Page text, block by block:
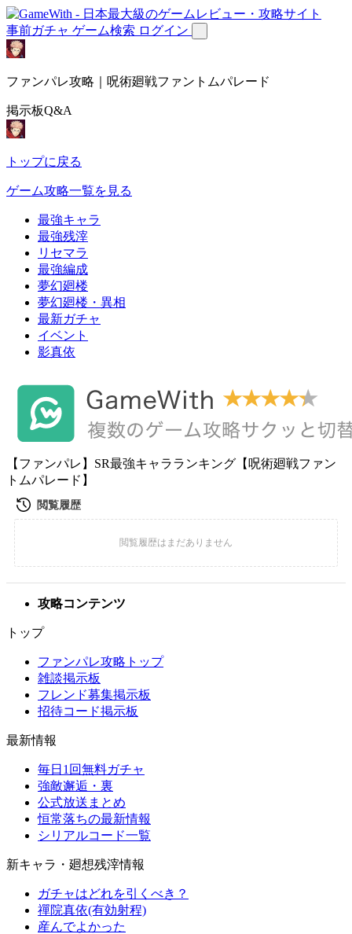
事前ガチャ ゲーム検索 ログイン
ファンパレ攻略｜呪術廻戦ファントムパレード
掲示板Q&A
トップに戻る
ゲーム攻略一覧を見る
最強キャラ
最強残滓
リセマラ
最強編成
夢幻廻楼
夢幻廻楼・異相
最新ガチャ
イベント
影真依
【ファンパレ】SR最強キャラランキング【呪術廻戦ファン
トムパレード】
攻略コンテンツ
トップ
ファンパレ攻略トップ
雑談掲示板
フレンド募集掲示板
招待コード掲示板
最新情報
毎日1回無料ガチャ
強敵邂逅・裏
公式放送まとめ
恒常落ちの最新情報
シリアルコード一覧
新キャラ・廻想残滓情報
ガチャはどれを引くべき？
禪院真依(有効射程)
産んでよかった